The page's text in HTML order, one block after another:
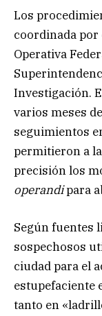
Los
coordinada por
Operativa
Investigación.
varios meses
seguimientos
permitieron a
precisión los
operandipara
Según fuentes
sospechosos
ciudad para el
estupefaciente
tanto en